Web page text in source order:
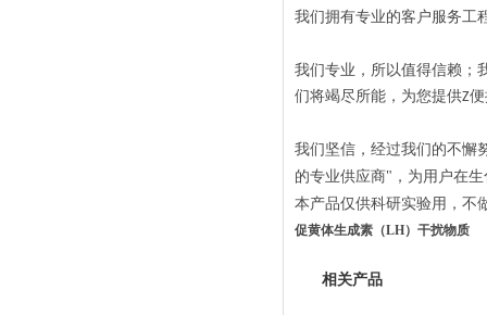
我们拥有专业的客户服务工
我们专业，所以值得信赖；
们将竭尽所能，为您提供Z
我们坚信，经过我们的不懈
的专业供应商"，为用户在
本产品仅供科研实验用，不
促黄体生成素（LH）干扰物质
相关产品